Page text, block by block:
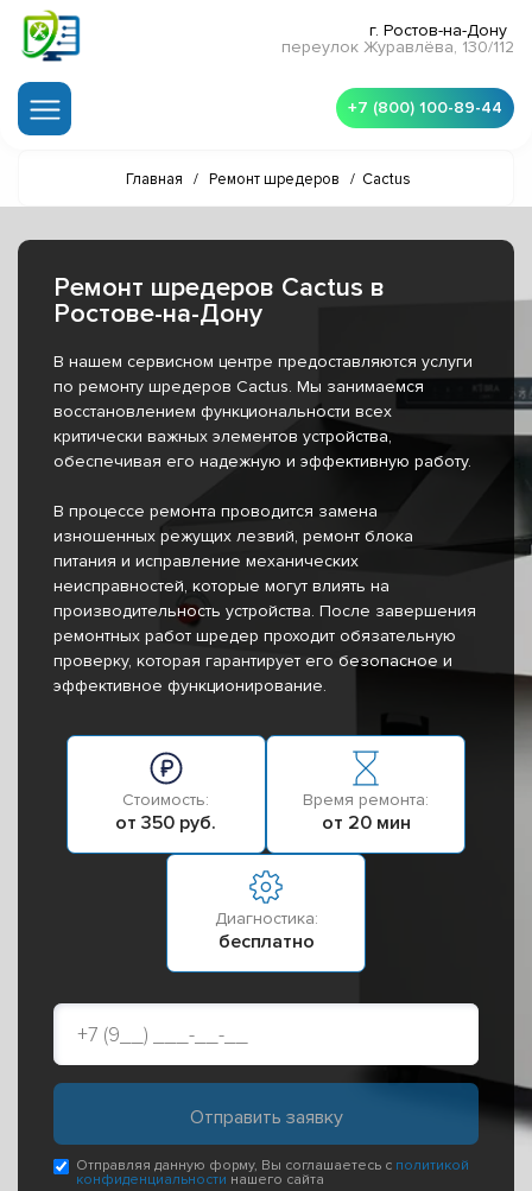
г. Ростов-на-Дону
переулок Журавлёва, 130/112
+7 (800) 100-89-44
Главная / Ремонт шредеров / Cactus
Ремонт шредеров Cactus в
Ростове-на-Дону
В нашем сервисном центре предоставляются услуги
по ремонту шредеров Cactus. Мы занимаемся
восстановлением функциональности всех
критически важных элементов устройства,
обеспечивая его надежную и эффективную работу.
В процессе ремонта проводится замена
изношенных режущих лезвий, ремонт блока
питания и исправление механических
неисправностей, которые могут влиять на
производительность устройства. После завершения
ремонтных работ шредер проходит обязательную
проверку, которая гарантирует его безопасное и
эффективное функционирование.
Стоимость:
от 350 руб.
Время ремонта:
от 20 мин
Диагностика:
бесплатно
Отправляя данную форму, Вы соглашаетесь с политикой
конфиденциальности нашего сайта